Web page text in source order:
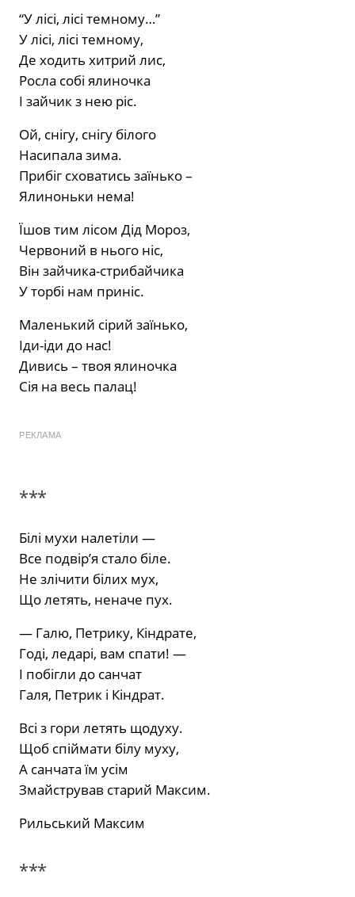
“У лісі, лісі темному…”
У лісі, лісі темному,
Де ходить хитрий лис,
Росла собі ялиночка
І зайчик з нею ріс.
Ой, снігу, снігу білого
Насипала зима.
Прибіг сховатись заїнько –
Ялиноньки нема!
Їшов тим лісом Дід Мороз,
Червоний в нього ніс,
Він зайчика-стрибайчика
У торбі нам приніс.
Маленький сірий заїнько,
Іди-іди до нас!
Дивись – твоя ялиночка
Сія на весь палац!
РЕКЛАМА
***
Білі мухи налетіли —
Все подвір’я стало біле.
Не злічити білих мух,
Що летять, неначе пух.
— Галю, Петрику, Кіндрате,
Годі, ледарі, вам спати! —
І побігли до санчат
Галя, Петрик і Кіндрат.
Всі з гори летять щодуху.
Щоб спіймати білу муху,
А санчата їм усім
Змайстрував старий Максим.
Рильський Максим
***